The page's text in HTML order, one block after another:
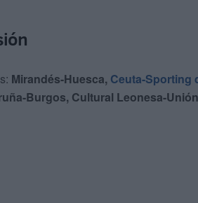
Mirandés-Huesca, Ceuta-Sporting
Burgos, Cultural Leonesa-